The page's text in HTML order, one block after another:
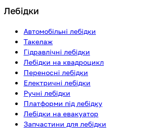
Лебідки
Автомобільні лебідки
Такелаж
Гідравлічні лебідки
Лебідки на квадроцикл
Переносні лебідки
Електричні лебідки
Ручні лебідки
Платформи під лебідку
Лебідки на евакуатор
Запчастини для лебідки